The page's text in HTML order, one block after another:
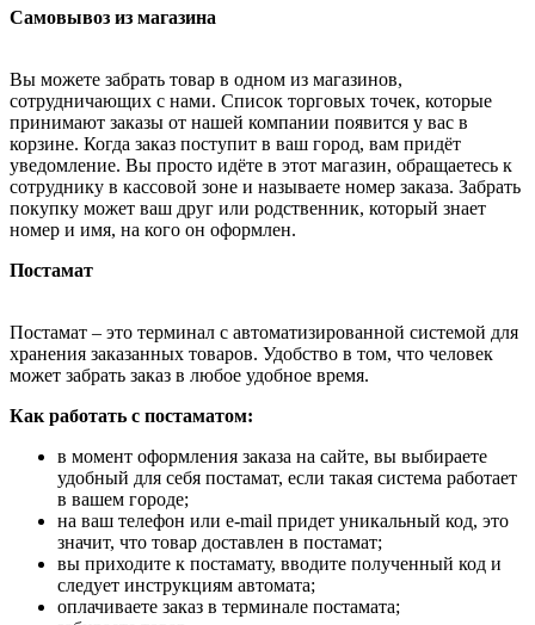
Самовывоз из магазина
Вы можете забрать товар в одном из магазинов,
сотрудничающих с нами. Список торговых точек, которые
принимают заказы от нашей компании появится у вас в
корзине. Когда заказ поступит в ваш город, вам придёт
уведомление. Вы просто идёте в этот магазин, обращаетесь к
сотруднику в кассовой зоне и называете номер заказа. Забрать
покупку может ваш друг или родственник, который знает
номер и имя, на кого он оформлен.
Постамат
Постамат – это терминал с автоматизированной системой для
хранения заказанных товаров. Удобство в том, что человек
может забрать заказ в любое удобное время.
Как работать с постаматом:
в момент оформления заказа на сайте, вы выбираете
удобный для себя постамат, если такая система работает
в вашем городе;
на ваш телефон или e-mail придет уникальный код, это
значит, что товар доставлен в постамат;
вы приходите к постамату, вводите полученный код и
следует инструкциям автомата;
оплачиваете заказ в терминале постамата;